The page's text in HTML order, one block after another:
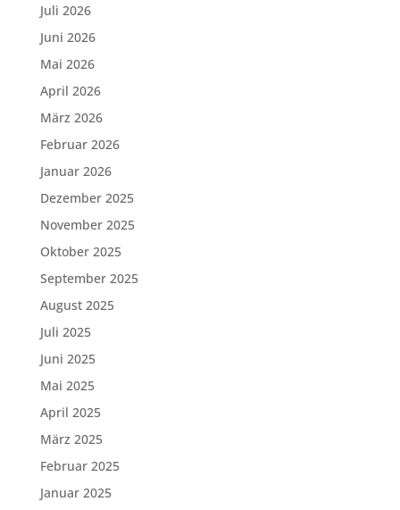
Juli 2026
Juni 2026
Mai 2026
April 2026
März 2026
Februar 2026
Januar 2026
Dezember 2025
November 2025
Oktober 2025
September 2025
August 2025
Juli 2025
Juni 2025
Mai 2025
April 2025
März 2025
Februar 2025
Januar 2025